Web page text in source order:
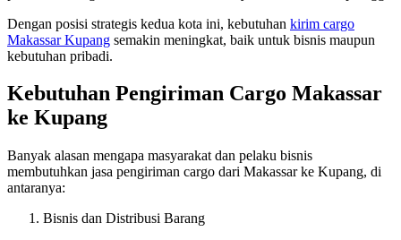
Dengan posisi strategis kedua kota ini, kebutuhan kirim cargo
Makassar Kupang semakin meningkat, baik untuk bisnis maupun
kebutuhan pribadi.
Kebutuhan Pengiriman Cargo Makassar
ke Kupang
Banyak alasan mengapa masyarakat dan pelaku bisnis
membutuhkan jasa pengiriman cargo dari Makassar ke Kupang, di
antaranya:
Bisnis dan Distribusi Barang